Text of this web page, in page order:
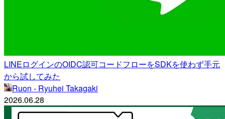
LINEログインのOIDC認可コードフローをSDKを使わず手元
から試してみた
Ruon - Ryuhei Takagaki
2026.06.28